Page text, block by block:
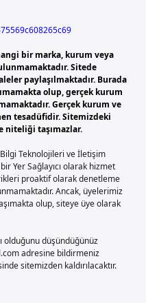
bir marka, kurum veya
Sitede
paylaşılmaktadır. Burada
olup, gerçek kurum
Gerçek kurum ve
tesadüfidir. Sitemizdeki
niteliği taşımazlar.
Teknolojileri ve İletişim
Yer Sağlayıcı olarak hizmet
proaktif olarak denetleme
Ancak, üyelerimiz
olup, siteye üye olarak
olduğunu düşündüğünüz
adresine bildirmeniz
sitemizden kaldırılacaktır.